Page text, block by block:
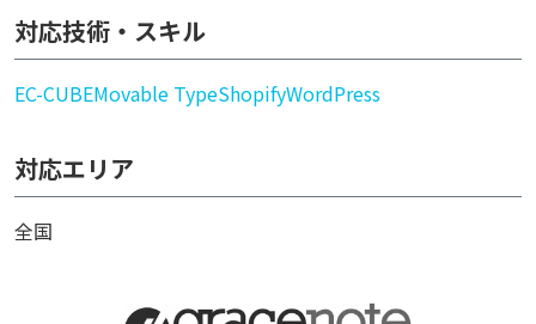
対応技術・スキル
EC-CUBEMovable TypeShopifyWordPress
対応エリア
全国